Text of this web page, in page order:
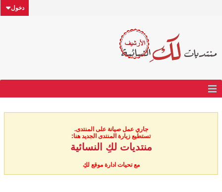
دخول
جاري عمل صيانة على المنتدى.
تستطيع زيارة المنتدى الجديد هنا:
منتديات لكِ النسائية
مع تحيات ادارة موقع لكِ